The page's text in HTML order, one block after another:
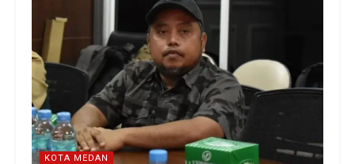
KOTA MEDAN